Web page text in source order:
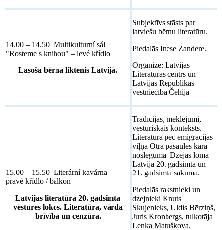
14.00 – 14.50 Multikulturní sál
"Rosteme s knihou" – levé křídlo
Lasoša bērna liktenis Latvijā.
Subjektīvs stāsts par
latviešu bērnu literatūru.
Piedalās Inese Zandere.
Organizē: Latvijas
Literatūras centrs un
Latvijas Republikas
vēstniecība Čehijā
15.00 – 15.50 Literární kavárna –
pravé křídlo / balkon
Latvijas literatūra 20. gadsimta
vēstures lokos. Literatūra, vārda
brīvība un cenzūra.
Tradīcijas, meklējumi,
vēsturiskais konteksts.
Literatūra pēc emigrācijas
viļņa Otrā pasaules kara
noslēgumā. Dzejas loma
Latvijā 20. gadsimtā un
21. gadsimta sākumā.
Piedalās rakstnieki un
dzejnieki Knuts
Skujenieks, Uldis Bērziņš,
Juris Kronbergs, tulkotāja
Lenka Matuškova.